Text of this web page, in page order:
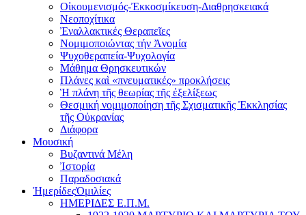
Οἰκουμενισμός-Ἐκκοσμίκευση-Διαθρησκειακά
Νεοποχίτικα
Ἐναλλακτικές Θεραπεῖες
Νομιμοποιώντας τήν Ἀνομία
Ψυχοθεραπεία-Ψυχολογία
Μάθημα Θρησκευτικών
Πλάνες καὶ «πνευματικές» προκλήσεις
Ἡ πλάνη τῆς θεωρίας τῆς ἐξελίξεως
Θεσμική νομιμοποίηση τῆς Σχισματικῆς Ἐκκλησίας
τῆς Οὐκρανίας
Διάφορα
Μουσική
Βυζαντινά Μέλη
Ἰστορία
Παραδοσιακά
ἩμερίδεςὉμιλίες
ΗΜΕΡΙΔΕΣ Ε.Π.Μ.